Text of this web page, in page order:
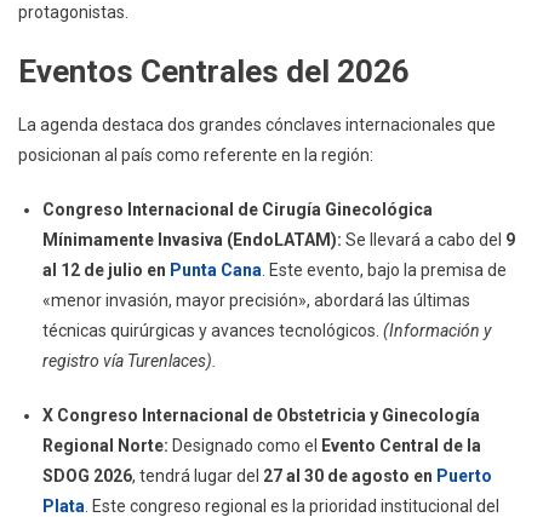
protagonistas.
Eventos Centrales del 2026
La agenda destaca dos grandes cónclaves internacionales que
posicionan al país como referente en la región:
Congreso Internacional de Cirugía Ginecológica
Mínimamente Invasiva (EndoLATAM): Se llevará a cabo del 9
al 12 de julio en Punta Cana . Este evento, bajo la premisa de
«menor invasión, mayor precisión», abordará las últimas
técnicas quirúrgicas y avances tecnológicos. (Información y
registro vía Turenlaces).
X Congreso Internacional de Obstetricia y Ginecología
Regional Norte: Designado como el
Evento Central de la
SDOG 2026, tendrá lugar del 27 al 30 de agosto en Puerto
Plata . Este congreso regional es la prioridad institucional del